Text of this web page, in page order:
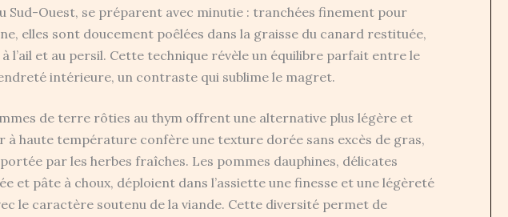
Sud-Ouest, se préparent avec minutie : tranchées finement pour
elles sont doucement poêlées dans la graisse du canard restituée,
l’ail et au persil. Cette technique révèle un équilibre parfait entre le
intérieure, un contraste qui sublime le magret.
de terre rôties au thym offrent une alternative plus légère et
à haute température confère une texture dorée sans excès de gras,
par les herbes fraîches. Les pommes dauphines, délicates
et pâte à choux, déploient dans l’assiette une finesse et une légèreté
le caractère soutenu de la viande. Cette diversité permet de